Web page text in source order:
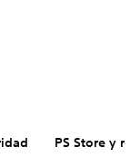
PS Store y